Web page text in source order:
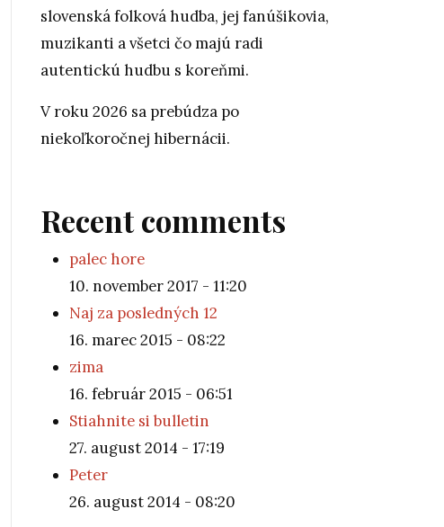
slovenská folková hudba, jej fanúšikovia,
muzikanti a všetci čo majú radi
autentickú hudbu s koreňmi.
V roku 2026 sa prebúdza po
niekoľkoročnej hibernácii.
Recent comments
palec hore
10. november 2017 - 11:20
Naj za posledných 12
16. marec 2015 - 08:22
zima
16. február 2015 - 06:51
Stiahnite si bulletin
27. august 2014 - 17:19
Peter
26. august 2014 - 08:20